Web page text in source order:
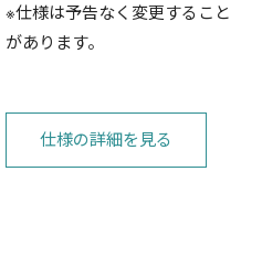
※仕様は予告なく変更すること
があります。
仕様の詳細を見る